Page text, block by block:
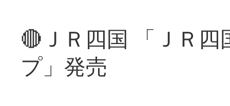
🔴ＪＲ四国 「ＪＲ
プ」発売